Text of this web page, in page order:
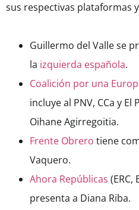
sus respectivas plataformas
Guillermo del Valle se
la izquierda española.
Coalición por una
incluye al PNV, CCa y
Oihane Agirregoitia.
Frente Obrero tiene
Vaquero.
Ahora Repúblicas (ERC,
presenta a Diana Riba.